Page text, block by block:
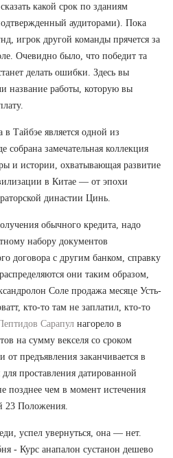
какой срок по зданиям
аудиторами). Пока
игрок другой команды прячется за
Очевидно было, что победит та
делать ошибки. Здесь вы
название работы, которую вы
Тайбэе является одной из
замечательная коллекция
и истории, охватывающая развитие
в Китае — от эпохи
династии Цинь.
обычного кредита, надо
набору документов
договора с другим банком, справку
они таким образом,
Соле продажа месяце Усть-
кто-то там не заплатил, кто-то
Сарапул нагорело в
на сумму векселя со сроком
от предъявления заканчивается в
проставления датированной
позднее чем в момент истечения
23 Положения.
успел увернуться, она — нет.
- Курс анапалон сустанон дешево